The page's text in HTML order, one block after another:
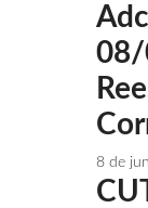
08/
8 de